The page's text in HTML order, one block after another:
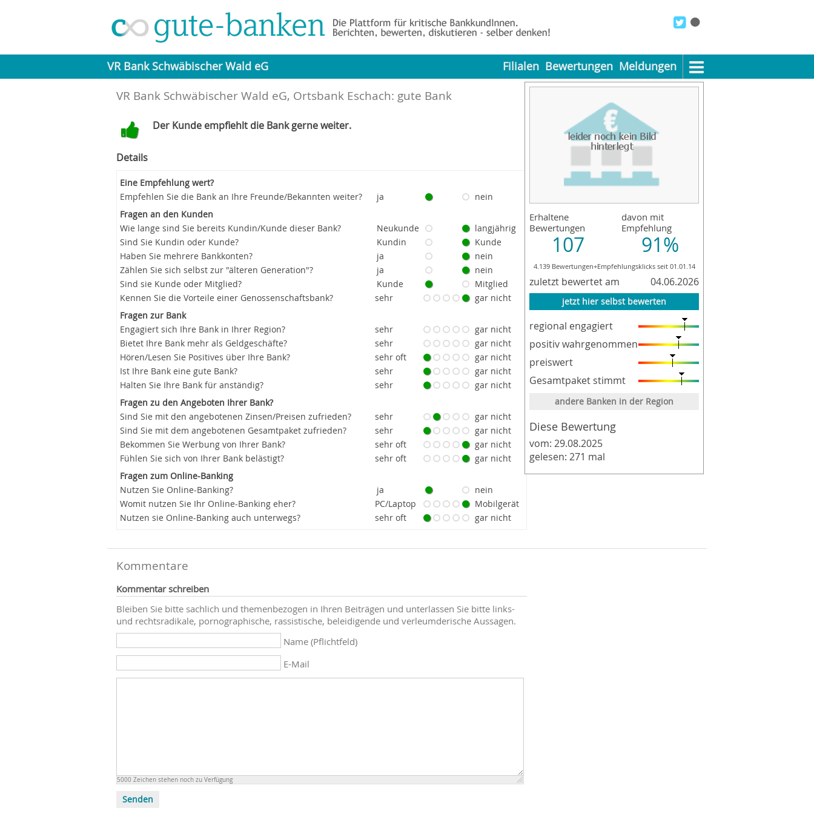
VR Bank Schwäbischer Wald eG Filialen Bewertungen Meldungen
Erhaltene
Bewertungen
107
davon mit
Empfehlung
91%
4.139 Bewertungen+Empfehlungsklicks seit 01.01.14
zuletzt bewertet am 04.06.2026
jetzt hier selbst bewerten
regional engagiert
positiv wahrgenommen
preiswert
Gesamtpaket stimmt
andere Banken in der Region
Diese Bewertung
vom: 29.08.2025
gelesen: 271 mal
VR Bank Schwäbischer Wald eG, Ortsbank Eschach: gute Bank
Der Kunde empfiehlt die Bank gerne weiter.
Details
Eine Empfehlung wert?
Empfehlen Sie die Bank an Ihre Freunde/Bekannten weiter?
ja
nein
Fragen an den Kunden
Wie lange sind Sie bereits Kundin/Kunde dieser Bank?
Neukunde
langjährig
Sind Sie Kundin oder Kunde?
Kundin
Kunde
Haben Sie mehrere Bankkonten?
ja
nein
Zählen Sie sich selbst zur "älteren Generation"?
ja
nein
Sind sie Kunde oder Mitglied?
Kunde
Mitglied
Kennen Sie die Vorteile einer Genossenschaftsbank?
sehr
gar nicht
Fragen zur Bank
Engagiert sich Ihre Bank in Ihrer Region?
sehr
gar nicht
Bietet Ihre Bank mehr als Geldgeschäfte?
sehr
gar nicht
Hören/Lesen Sie Positives über Ihre Bank?
sehr oft
gar nicht
Ist Ihre Bank eine gute Bank?
sehr
gar nicht
Halten Sie Ihre Bank für anständig?
sehr
gar nicht
Fragen zu den Angeboten Ihrer Bank?
Sind Sie mit den angebotenen Zinsen/Preisen zufrieden?
sehr
gar nicht
Sind Sie mit dem angebotenen Gesamtpaket zufrieden?
sehr
gar nicht
Bekommen Sie Werbung von Ihrer Bank?
sehr oft
gar nicht
Fühlen Sie sich von Ihrer Bank belästigt?
sehr oft
gar nicht
Fragen zum Online-Banking
Nutzen Sie Online-Banking?
ja
nein
Womit nutzen Sie Ihr Online-Banking eher?
PC/Laptop
Mobilgerät
Nutzen sie Online-Banking auch unterwegs?
sehr oft gar nicht
Kommentare
Kommentar schreiben
Bleiben Sie bitte sachlich und themenbezogen in Ihren Beiträgen und unterlassen Sie bitte links-
und rechtsradikale, pornographische, rassistische, beleidigende und verleumderische Aussagen.
Name (Pflichtfeld)
E-Mail
5000 Zeichen stehen noch zu Verfügung
Senden